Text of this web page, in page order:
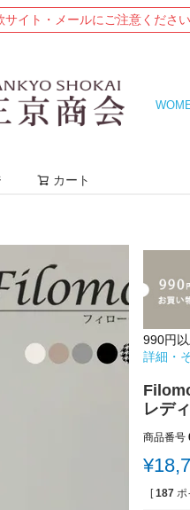
イト・メールにご注意ください
カート
990円
詳細・
レデ
商品番号
¥
[ 187 ポ